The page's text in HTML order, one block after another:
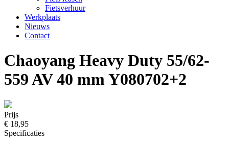
Fietsverhuur
Werkplaats
Nieuws
Contact
Chaoyang Heavy Duty 55/62-
559 AV 40 mm Y080702+2
Prijs
€ 18,95
Specificaties